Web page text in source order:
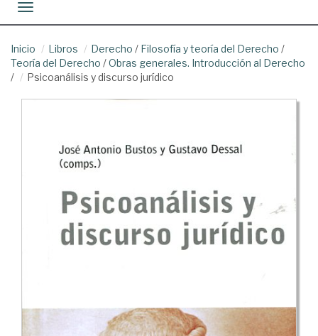
Toggle navigation
Inicio Libros Derecho / Filosofía y teoría del Derecho /
Teoría del Derecho /Obras generales. Introducción al Derecho
/
Psicoanálisis y discurso jurídico